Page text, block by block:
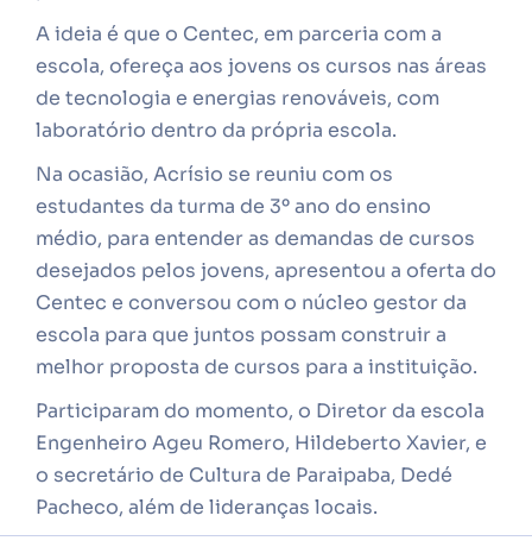
A ideia é que o Centec, em parceria com a
escola, ofereça aos jovens os cursos nas áreas
de tecnologia e energias renováveis, com
laboratório dentro da própria escola.
Na ocasião, Acrísio se reuniu com os
estudantes da turma de 3º ano do ensino
médio, para entender as demandas de cursos
desejados pelos jovens, apresentou a oferta do
Centec e conversou com o núcleo gestor da
escola para que juntos possam construir a
melhor proposta de cursos para a instituição.
Participaram do momento, o Diretor da escola
Engenheiro Ageu Romero, Hildeberto Xavier, e
o secretário de Cultura de Paraipaba, Dedé
Pacheco, além de lideranças locais.